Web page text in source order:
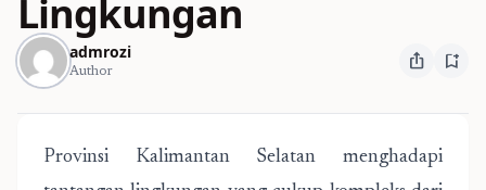
Lingkungan
admrozi
Author ios_share bookmark_add
Provinsi Kalimantan Selatan menghadapi